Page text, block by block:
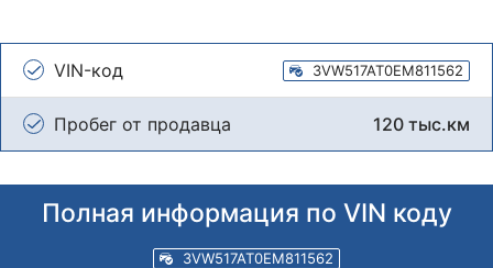
VIN-код 3VW517AT0EM811562
Пробег от продавца 120 тыс.км
Полная информация по VIN коду
3VW517AT0EM811562